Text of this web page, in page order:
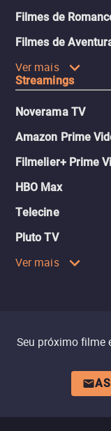
Filmes de
Filmes de
Ver mais
Streamings
Noverama TV
Amazon Prime
Filmelier+ Prime
HBO Max
Telecine
Pluto TV
Ver mais
Seu próximo filme